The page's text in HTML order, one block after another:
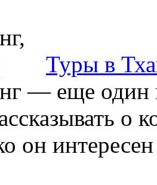
Туры в
— еще один
о
он